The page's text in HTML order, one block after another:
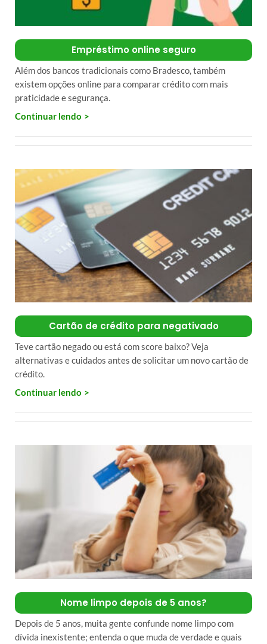
Empréstimo online seguro
Além dos bancos tradicionais como Bradesco, também
existem opções online para comparar crédito com mais
praticidade e segurança.
Continuar lendo
Cartão de crédito para negativado
Teve cartão negado ou está com score baixo? Veja
alternativas e cuidados antes de solicitar um novo cartão de
crédito.
Continuar lendo
Nome limpo depois de 5 anos?
Depois de 5 anos, muita gente confunde nome limpo com
dívida inexistente; entenda o que muda de verdade e quais